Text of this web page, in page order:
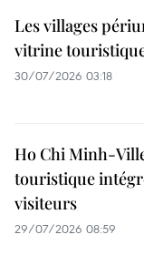
Les villages
vitrine
30/07/2026 03:18
Ho Chi Minh-
touristique
visiteurs
29/07/2026 08:59